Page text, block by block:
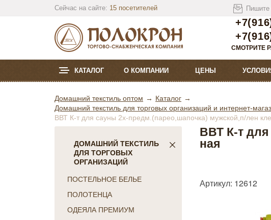
Сейчас на сайте: 15 посетителей Пишите
СМОТРИТЕ
КАТАЛОГ О КОМПАНИИ ЦЕНЫ
Домашний текстиль оптом
Каталог
Домашний текстиль для торговых организаций и интернет-
ВВТ К-т для сауны 2х-предм.(парео,шапочка) мужской,п/лен
ДОМАШНИЙ ТЕКСТИЛЬ
ДЛЯ ТОРГОВЫХ
ОРГАНИЗАЦИЙ
ПОСТЕЛЬНОЕ БЕЛЬЕ
ПОЛОТЕНЦА
ОДЕЯЛА ПРЕМИУМ
ВВТ К-т для
ная
Артикул: 12612